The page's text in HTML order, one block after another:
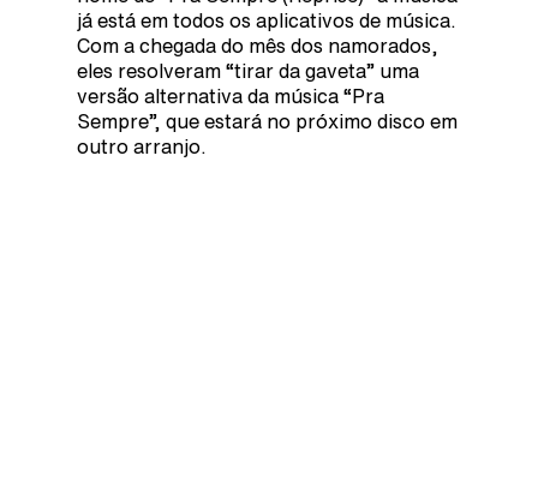
já está em todos os aplicativos de música.
Com a chegada do mês dos namorados,
eles resolveram “tirar da gaveta” uma
versão alternativa da música “Pra
Sempre”, que estará no próximo disco em
outro arranjo.